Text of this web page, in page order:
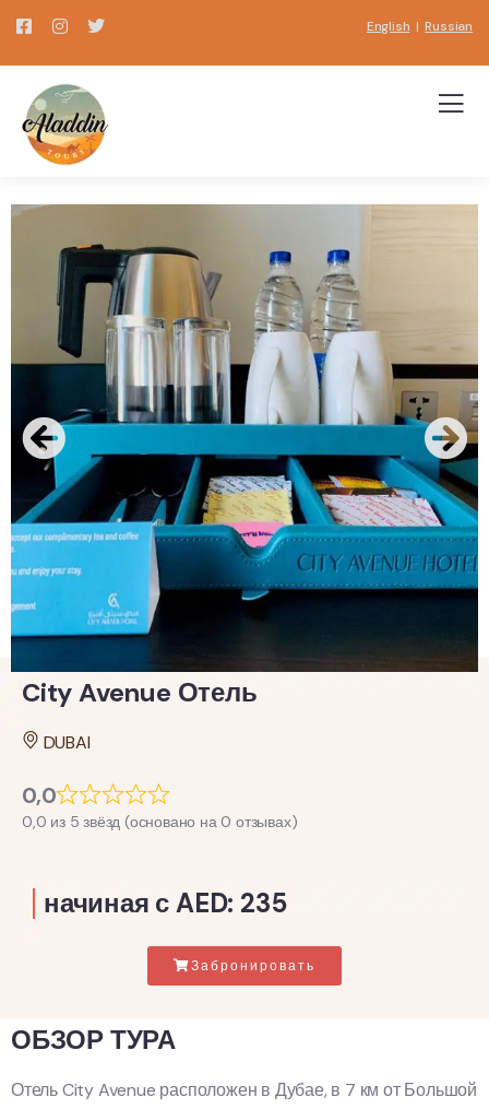
English |Russian
City Avenue Отель
DUBAI
0,0
0,0 из 5 звёзд (основано на 0 отзывах)
начиная с AED: 235
Забронировать
ОБЗОР ТУРА
Отель City Avenue расположен в Дубае, в 7 км от Большой